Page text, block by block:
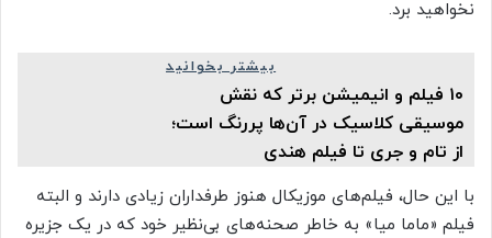
نخواهید برد.
بیشتر بخوانید
۱۰ فیلم و انیمیشن برتر که نقش
موسیقی کلاسیک در آن‌ها پررنگ است؛
از تام و جری تا فیلم هندی
با این حال، فیلم‌های موزیکال هنوز طرفداران زیادی دارند و البته
فیلم «ماما میا» به خاطر صحنه‌های بی‌نظیر خود که در یک جزیره